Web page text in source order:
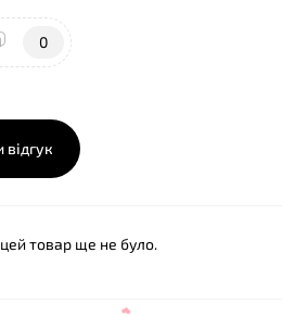
0
відгук
цей товар ще не було.